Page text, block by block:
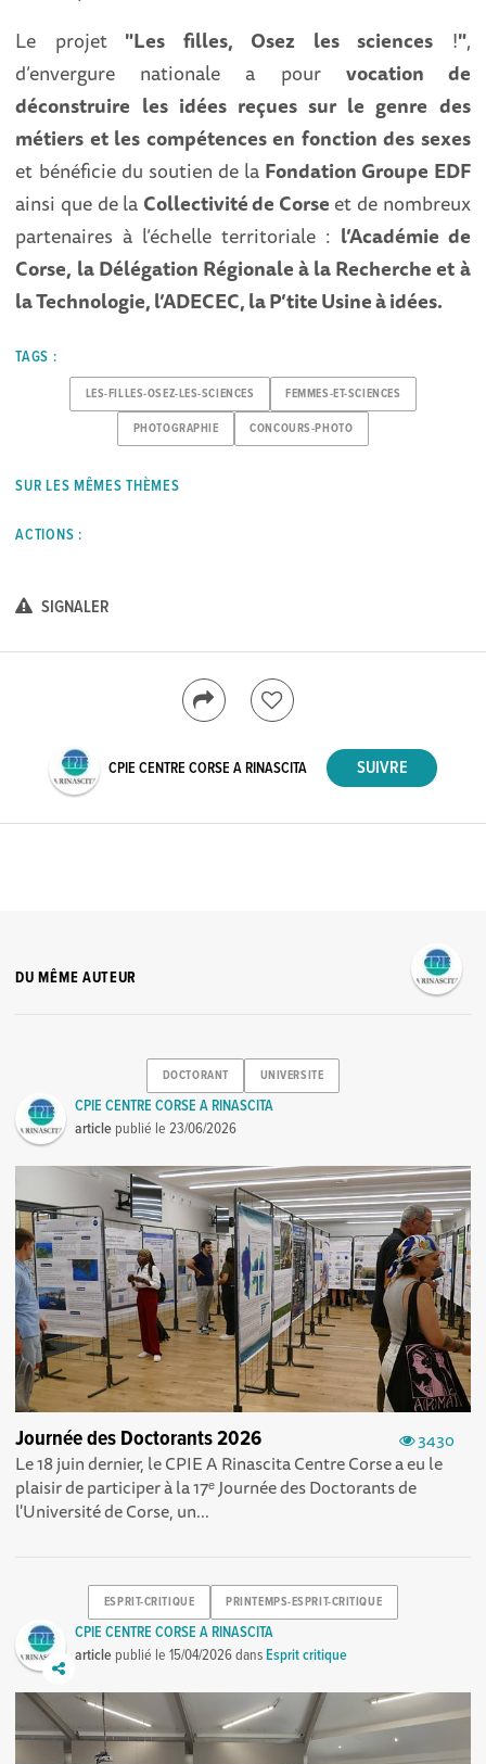
Le projet"Les filles, Osez les sciences !",
d’envergure nationale a pour vocation de
déconstruire les idées reçues sur le genre des
métiers et les compétences en fonction des sexes
et bénéficie du soutien de la Fondation Groupe EDF
ainsi que de la Collectivité de Corse et de nombreux
partenaires à l’échelle territoriale : l’Académie de
Corse, la Délégation Régionale à la Recherche et à
la Technologie, l’ADECEC, la P’tite Usine à idées.
TAGS :
LES-FILLES-OSEZ-LES-SCIENCES FEMMES-ET-SCIENCES
PHOTOGRAPHIE CONCOURS-PHOTO
SUR LES MÊMES THÈMES
ACTIONS :
SIGNALER
CPIE CENTRE CORSE A RINASCITA
DU MÊME AUTEUR
DOCTORANT UNIVERSITE
CPIE CENTRE CORSE A RINASCITA
article publié le23/06/2026
3430
Journée des Doctorants 2026
Le 18 juin dernier, le CPIE A Rinascita Centre Corse a eu le
plaisir de participer à la 17ᵉ Journée des Doctorants de
l'Université de Corse, un...
ESPRIT-CRITIQUE PRINTEMPS-ESPRIT-CRITIQUE
CPIE CENTRE CORSE A RINASCITA
article publié le15/04/2026dansEsprit critique